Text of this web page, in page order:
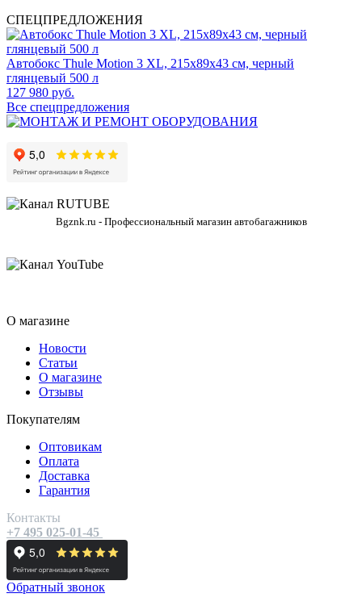
СПЕЦПРЕДЛОЖЕНИЯ
Автобокс Thule Motion 3 XL, 215x89x43 см, черный
глянцевый 500 л
127 980 руб.
Все спецпредложения
Bgznk.ru - Профессиональный магазин автобагажников
О магазине
Новости
Статьи
О магазине
Отзывы
Покупателям
Оптовикам
Оплата
Доставка
Гарантия
Контакты
+7 495 025-01-45
Обратный звонок